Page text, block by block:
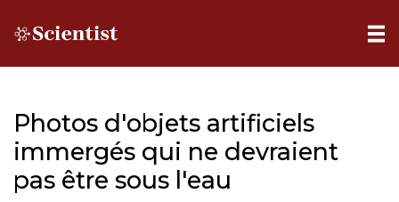
Photos d'objets artificiels
immergés qui ne devraient
pas être sous l'eau